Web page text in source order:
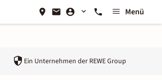
Menü
Ein Unternehmen der REWE Group